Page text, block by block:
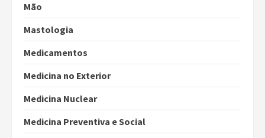
Mão
Mastologia
Medicamentos
Medicina no Exterior
Medicina Nuclear
Medicina Preventiva e Social